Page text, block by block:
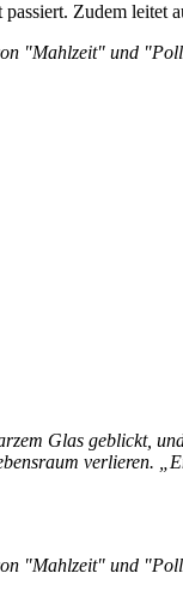
Zudem leitet
"Mahlzeit" und
Glas geblickt,
verlieren.
"Mahlzeit" und